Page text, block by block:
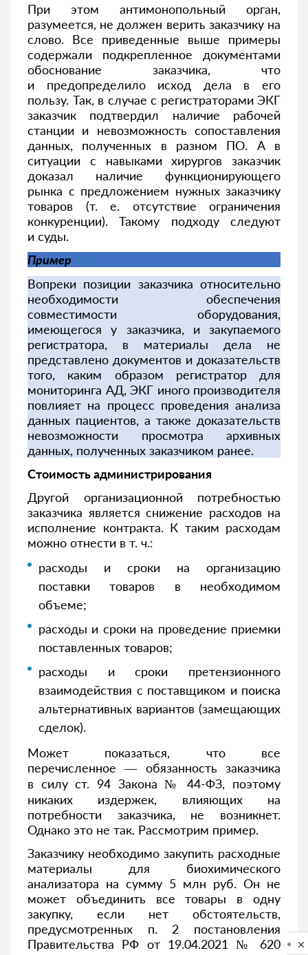
При этом антимонопольный орган,
разумеется, не должен верить заказчику на
слово. Все приведенные выше примеры
содержали подкрепленное документами
обоснование заказчика, что
и предопределило исход дела в его
пользу. Так, в случае с регистраторами ЭКГ
заказчик подтвердил наличие рабочей
станции и невозможность сопоставления
данных, полученных в разном ПО. А в
ситуации с навыками хирургов заказчик
доказал наличие функционирующего
рынка с предложением нужных заказчику
товаров (т. е. отсутствие ограничения
конкуренции). Такому подходу следуют
и суды.
Пример
Вопреки позиции заказчика относительно
необходимости обеспечения
совместимости оборудования,
имеющегося у заказчика, и закупаемого
регистратора, в материалы дела не
представлено документов и доказательств
того, каким образом регистратор для
мониторинга АД, ЭКГ иного производителя
повлияет на процесс проведения анализа
данных пациентов, а также доказательств
невозможности просмотра архивных
данных, полученных заказчиком ранее.
Стоимость администрирования
Другой организационной потребностью
заказчика является снижение расходов на
исполнение контракта. К таким расходам
можно отнести в т. ч.:
расходы и сроки на организацию
поставки товаров в необходимом
объеме;
расходы и сроки на проведение приемки
поставленных товаров;
расходы и сроки претензионного
взаимодействия с поставщиком и поиска
альтернативных вариантов (замещающих
сделок).
Может показаться, что все
перечисленное — обязанность заказчика
в силу ст. 94 Закона № 44-ФЗ, поэтому
никаких издержек, влияющих на
потребности заказчика, не возникнет.
Однако это не так. Рассмотрим пример.
Заказчику необходимо закупить расходные
материалы для биохимического
анализатора на сумму 5 млн руб. Он не
может объединить все товары в одну
закупку, если нет обстоятельств,
предусмотренных п. 2 постановления
Правительства РФ от 19.04.2021 № 620
Privacy notice